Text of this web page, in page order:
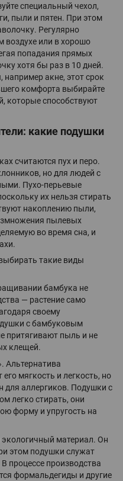
специальный чехол,
пыли и пятен. При этом
Регулярно
воздухе или в хорошо
попадания прямых
хотя бы раз в 10 дней.
акне, этот срок
комфорта выбирайте
которые способствуют
какие подушки
считаются пух и перо.
но для людей с
Пухо-перьевые
их нельзя стирать
накоплению пыли,
пылевых
во время сна, и
такие виды
бамбука не
— растение само
своему
с бамбуковым
притягивают пыль и не
клещей.
Альтернатива
мягкость и легкость, но
для аллергиков. Подушки с
легко стирать, они
форму и упругость на
материал. Он
этом подушки служат
процессе производства
формальдегиды и другие